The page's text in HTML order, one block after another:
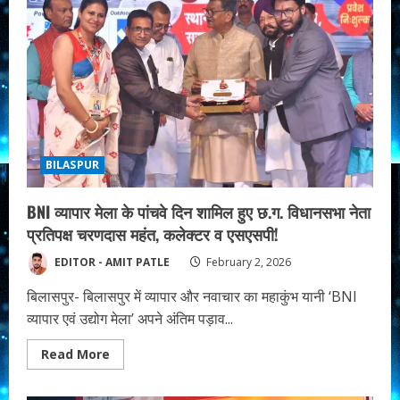
आनंद
निकेतन
आश्रम
के
बच्चों
संग
मनाई
खुशियों
वाली
होली…
बांटी
मुस्कान
और
होली
किट।
BILASPUR
BNI व्यापार मेला के पांचवे दिन शामिल हुए छ.ग. विधानसभा नेता
प्रतिपक्ष चरणदास महंत, कलेक्टर व एसएसपी!
EDITOR - AMIT PATLE February 2, 2026
बिलासपुर- बिलासपुर में व्यापार और नवाचार का महाकुंभ यानी ‘BNI
व्यापार एवं उद्योग मेला’ अपने अंतिम पड़ाव...
Read More
more